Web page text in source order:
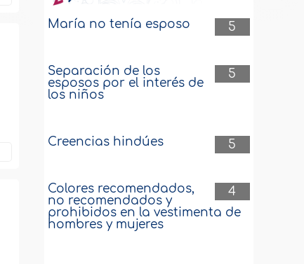
5
María no tenía esposo
5
Separación de los
esposos por el interés de
los niños
5
Creencias hindúes
4
Colores recomendados,
no recomendados y
prohibidos en la vestimenta de
hombres y mujeres